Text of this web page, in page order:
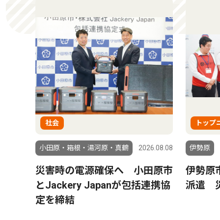
社会
小田原・箱根・湯河原・真鶴 2026.08.08
災害時の電源確保へ 小田原市
とJackery Japanが包括連携協
定を締結
トップ
伊勢原
伊勢原
派遣